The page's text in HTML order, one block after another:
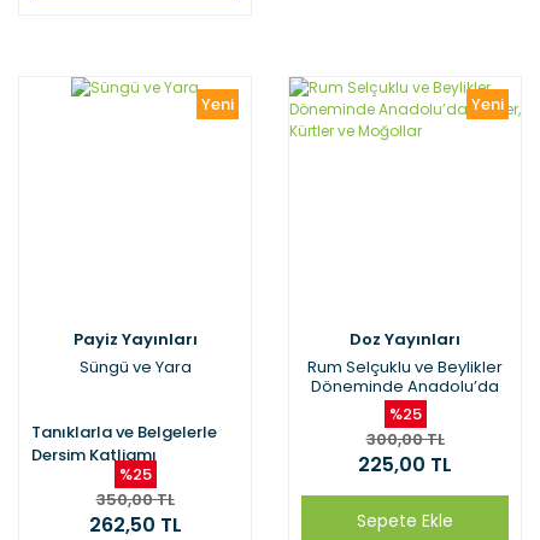
Yeni
Payiz Yayınları
Süngü ve Yara
Tanıklarla ve Belgelerle
Dersim Katliamı
%25
350,00 TL
262,50 TL
Yeni
Doz Yayınları
Rum Selçuklu ve Beylikler
Döneminde Anadolu’da
Türkler, Kürtler ve Moğollar
%25
300,00 TL
225,00 TL
Sepete Ekle